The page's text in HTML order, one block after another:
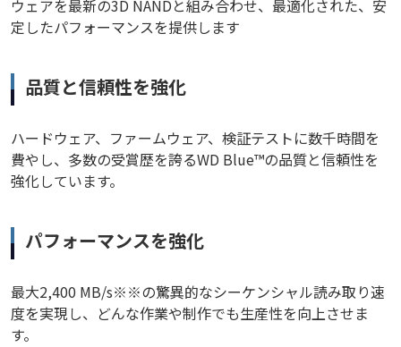
ウェアを最新の3D NANDと組み合わせ、最適化された、安
定したパフォーマンスを提供します
品質と信頼性を強化
ハードウェア、ファームウェア、検証テストに数千時間を
費やし、多数の受賞歴を誇るWD Blue™の品質と信頼性を
強化しています。
パフォーマンスを強化
最大2,400 MB/s※※の驚異的なシーケンシャル読み取り速
度を実現し、どんな作業や制作でも生産性を向上させま
す。